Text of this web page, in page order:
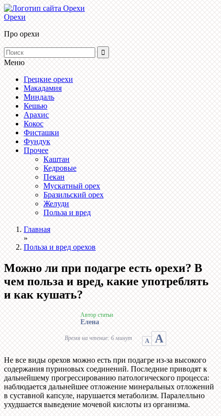
Орехи
Про орехи
Меню
Грецкие орехи
Макадамия
Миндаль
Кешью
Арахис
Кокос
Фисташки
Фундук
Прочее
Каштан
Кедровые
Пекан
Мускатный орех
Бразильский орех
Желуди
Польза и вред
Главная
»
Польза и вред орехов
Можно ли при подагре есть орехи? В
чем польза и вред, какие употреблять
и как кушать?
Автор статьи
Елена
Время на чтение: 6 минут А А
Не все виды орехов можно есть при подагре из-за высокого
содержания пуриновых соединений. Последние приводят к
дальнейшему прогрессированию патологического процесса:
наблюдается дальнейшее отложение минеральных отложений
в суставной капсуле, нарушается метаболизм. Паралелльно
ухудшается выведение мочевой кислоты из организма.